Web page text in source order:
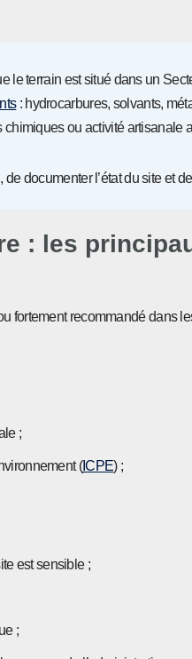
terrain est situé dans un
: hydrocarbures, solvants,
ou activité artisanale
documenter l’état du site et
: les
fortement recommandé dans
;
(ICPE) ;
est sensible ;
;